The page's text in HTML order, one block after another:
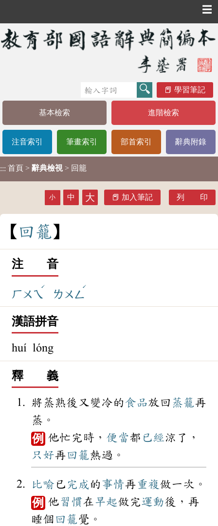
☰
學習筆記
基本檢索 進階檢索
注音索引 筆畫索引 部首索引 辭典附錄
::: 首頁 > 辭典檢視 > 回籠
小 中 大 加入筆記 列 印
回籠
注 音
ㄏㄨㄟ
ˊ
ㄌㄨㄥ
ˊ
漢語拼音
huí lóng
釋 義
將蒸熟後又變冷的食品放回 蒸籠再
蒸。
例 他忙完時， 便當都 已經涼了，
只好再回籠熱過。
比喻 已 完成 的 事情再重複 做一次。
例 他 習慣在早起做完運動後，再
睡個 回籠覺。